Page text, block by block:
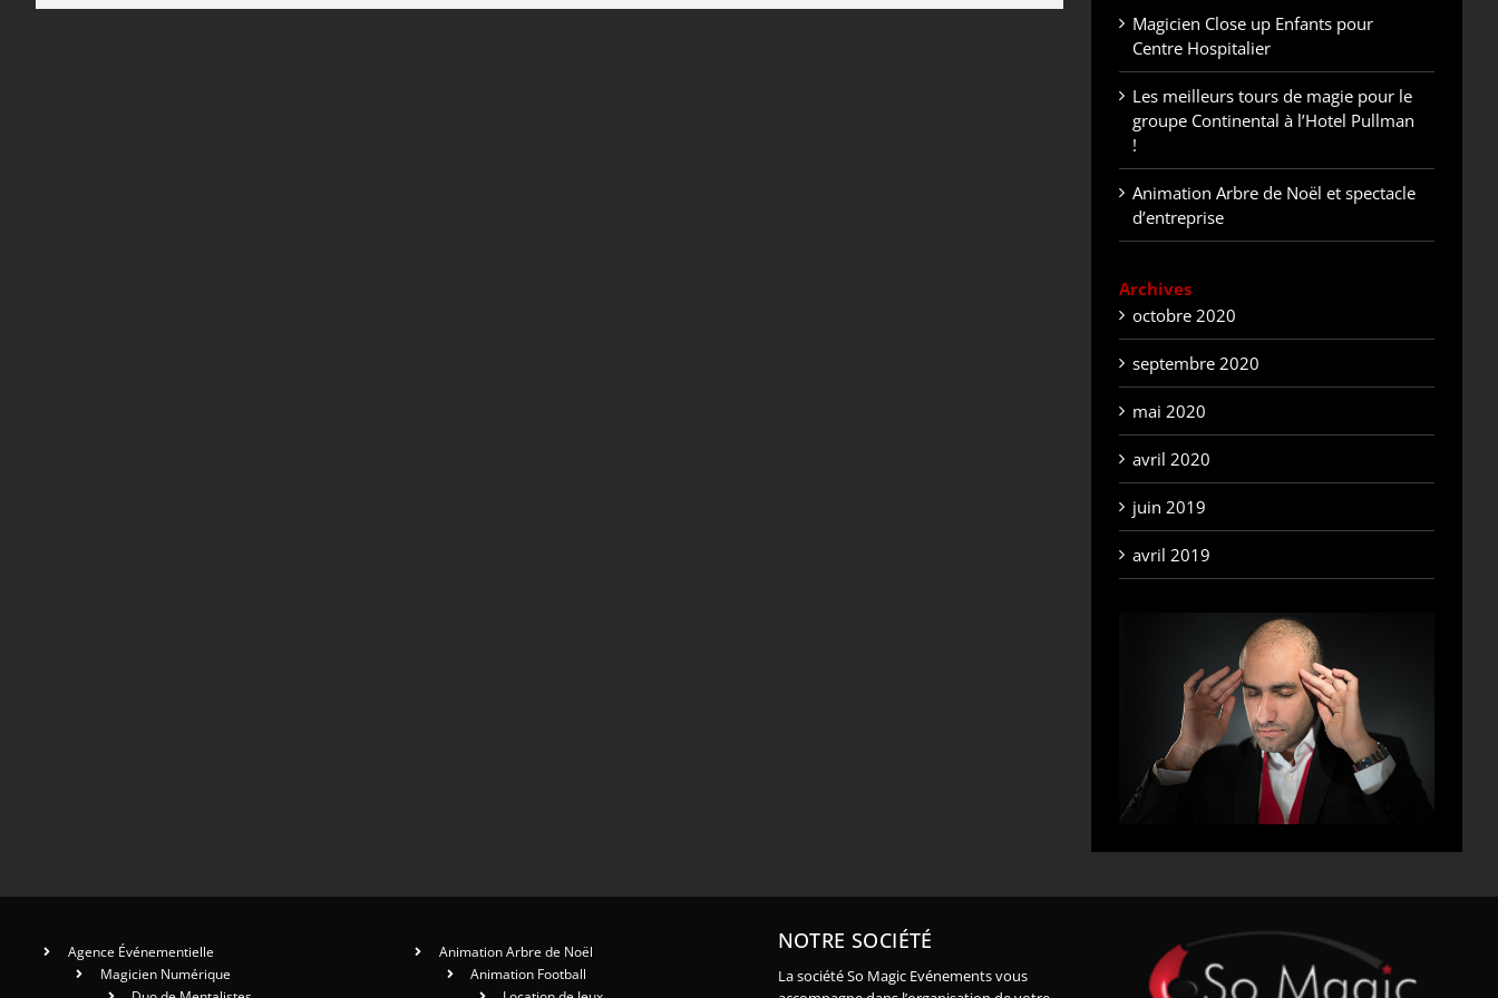
Magicien Close up Enfants pour
Centre Hospitalier
Les meilleurs tours de magie pour le
groupe Continental à l’Hotel Pullman
!
Animation Arbre de Noël et spectacle
d’entreprise
Archives
octobre 2020
septembre 2020
mai 2020
avril 2020
juin 2019
avril 2019
Agence Événementielle
Magicien Numérique
Animation Arbre de Noël
Animation Football
NOTRE SOCIÉTÉ
La société So Magic Evénements vous